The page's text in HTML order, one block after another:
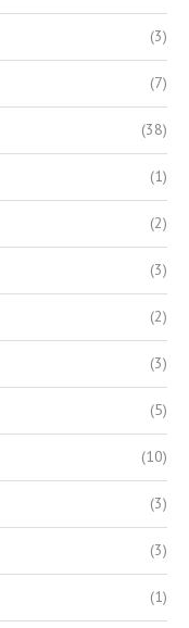
(3)
(7)
(38)
(1)
(2)
(3)
(2)
(3)
(5)
(10)
(3)
(3)
(1)